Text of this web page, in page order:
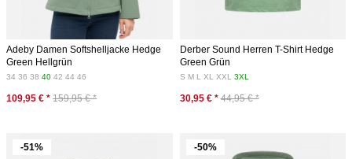
Adeby Damen Softshelljacke Hedge
Green Hellgrün
34363840424446
109,95 € * 159,95 € *
Derber Sound Herren T-Shirt Hedge
Green Grün
S M L XL XXL 3XL
30,95 € * 44,95 € *
-51% -50%